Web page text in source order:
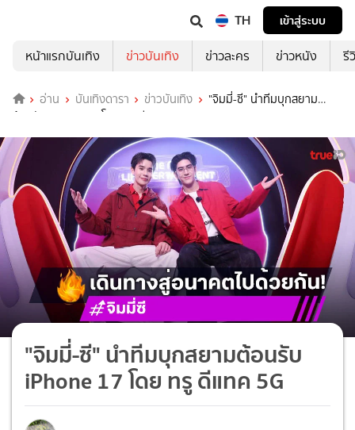
TH
เข้าสู่ระบบ
หน้าแรกบันเทิง
ข่าวบันเทิง ข่าวละคร ข่าวหนัง รี
อ่าน บันเทิงดารา ข่าวบันเทิง
"จิมมี่-ซี" นำทีมบุกสยาม
ต้อนรับ iPhone 17 โดย ทรู ดีแทค 5G
"จิมมี่-ซี" นำทีมบุกสยามต้อนรับ
iPhone 17 โดย ทรู ดีแทค 5G